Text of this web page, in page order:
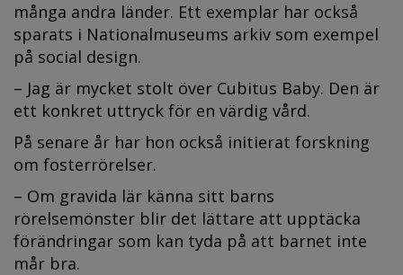
många andra länder. Ett exemplar har också
sparats i Nationalmuseums arkiv som exempel
på social design.
– Jag är mycket stolt över Cubitus Baby. Den är
ett konkret uttryck för en värdig vård.
På senare år har hon också initierat forskning
om fosterrörelser.
– Om gravida lär känna sitt barns
rörelsemönster blir det lättare att upptäcka
förändringar som kan tyda på att barnet inte
mår bra.